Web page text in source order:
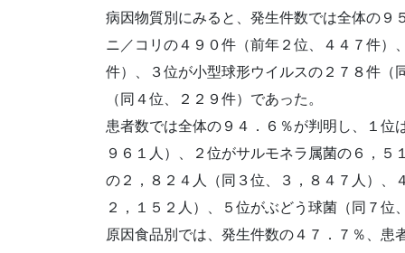
病因物質別にみると、発生件数では全体の９
ニ／コリの４９０件（前年２位、４４７件）
件）、３位が小型球形ウイルスの２７８件（
（同４位、２２９件）であった。
患者数では全体の９４．６％が判明し、１位
９６１人）、２位がサルモネラ属菌の６，
の２，８２４人（同３位、３，８４７人）、
２，１５２人）、５位がぶどう球菌（同７位
原因食品別では、発生件数の４７．７％、